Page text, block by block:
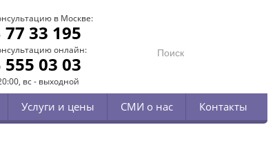
в Москве:
77 33 195
онлайн:
555 03 03
вс - выходной
Услуги и цены СМИ о нас Контакты